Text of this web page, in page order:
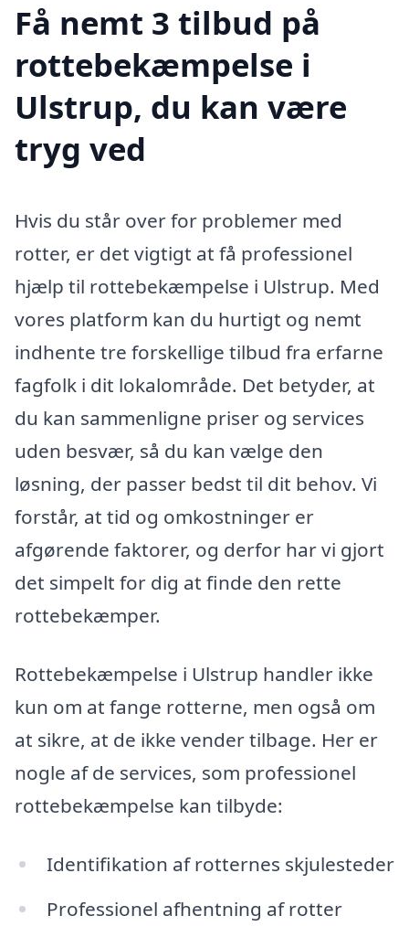
Få nemt 3 tilbud på
rottebekæmpelse i
Ulstrup, du kan være
tryg ved
Hvis du står over for problemer med
rotter, er det vigtigt at få professionel
hjælp til rottebekæmpelse i Ulstrup. Med
vores platform kan du hurtigt og nemt
indhente tre forskellige tilbud fra erfarne
fagfolk i dit lokalområde. Det betyder, at
du kan sammenligne priser og services
uden besvær, så du kan vælge den
løsning, der passer bedst til dit behov. Vi
forstår, at tid og omkostninger er
afgørende faktorer, og derfor har vi gjort
det simpelt for dig at finde den rette
rottebekæmper.
Rottebekæmpelse i Ulstrup handler ikke
kun om at fange rotterne, men også om
at sikre, at de ikke vender tilbage. Her er
nogle af de services, som professionel
rottebekæmpelse kan tilbyde:
Identifikation af rotternes skjulesteder
Professionel afhentning af rotter